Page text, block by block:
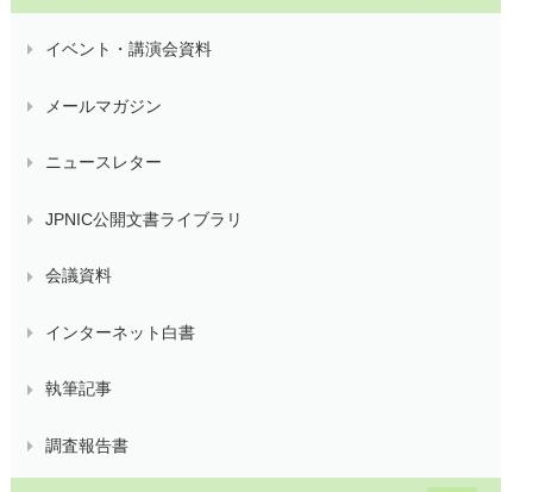
イベント・講演会資料
メールマガジン
ニュースレター
JPNIC公開文書ライブラリ
会議資料
インターネット白書
執筆記事
調査報告書